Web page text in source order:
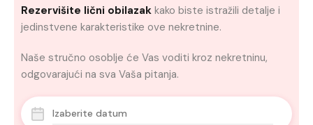
Rezervišite lični obilazak kako biste istražili detalje i
jedinstvene karakteristike ove nekretnine.
Naše stručno osoblje će Vas voditi kroz nekretninu,
odgovarajući na sva Vaša pitanja.